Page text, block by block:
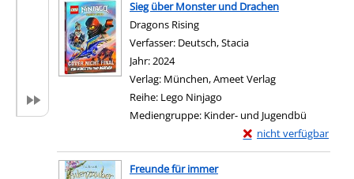
Sieg über Monster und Drachen
Dragons Rising
Verfasser: Deutsch, Stacia
Jahr:2024
Verlag: München, Ameet Verlag
Reihe: Lego Ninjago
Mediengruppe: Kinder- und Jugendbü
nicht verfügbar
Exemplar-Details von
Zum Download von
Freunde für immer